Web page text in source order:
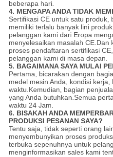
beberapa hari.
4. MENGAPA ANDA TIDAK
Sertifikasi CE untuk satu
memiliki terlalu banyak lini
pelanggan kami dari Eropa
menyelesaikan masalah CE.Dan
proses pendaftaran sertifikasi
pelanggan kami di masa depan.
5. BAGAIMANA SAYA MULAI
Pertama, bicarakan dengan
medel mesin Anda, kondisi
waktu.Kemudian, bagian
yang Anda butuhkan.Semua
waktu 24 Jam.
6. BISAKAH ANDA
PRODUKSI PESANAN SAYA?
Tentu saja, tidak seperti orang
menyembunyikan proses
terbuka sepenuhnya untuk
menginformasikan sales kami